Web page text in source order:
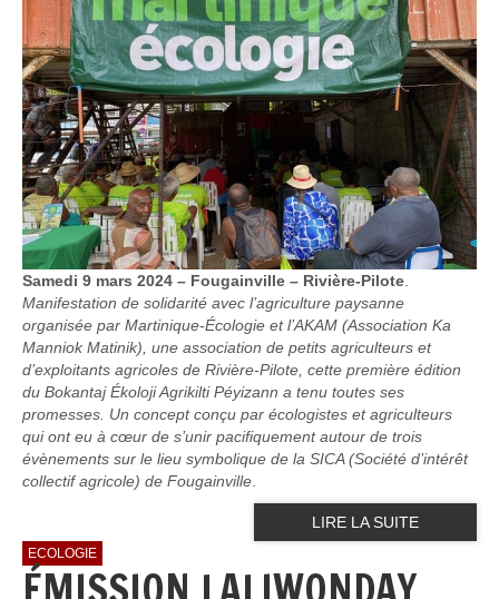
Samedi 9 mars 2024 – Fougainville – Rivière-Pilote.
Manifestation de solidarité avec l’agriculture paysanne
organisée par Martinique-Écologie et l’AKAM (Association Ka
Manniok Matinik), une association de petits agriculteurs et
d’exploitants agricoles de Rivière-Pilote, cette première édition
du Bokantaj Ékoloji Agrikilti Péyizann a tenu toutes ses
promesses. Un concept conçu par écologistes et agriculteurs
qui ont eu à cœur de s’unir pacifiquement autour de trois
évènements sur le lieu symbolique de la SICA (Société d’intérêt
collectif agricole) de Fougainville.
LIRE LA SUITE
ECOLOGIE